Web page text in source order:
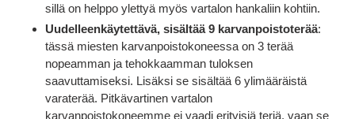
sillä on helppo ylettyä myös vartalon hankaliin kohtiin.
Uudelleenkäytettävä, sisältää 9 karvanpoistoterää:
tässä miesten karvanpoistokoneessa on 3 terää
nopeamman ja tehokkaamman tuloksen
saavuttamiseksi. Lisäksi se sisältää 6 ylimääräistä
varaterää. Pitkävartinen vartalon
karvanpoistokoneemme ei vaadi erityisiä teriä, vaan se